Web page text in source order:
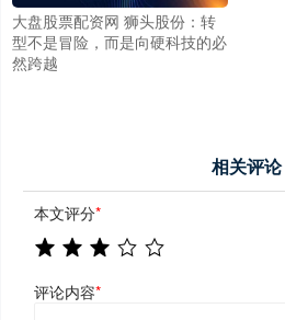
大盘股票配资网 狮头股份：转
型不是冒险，而是向硬科技的必
然跨越
相关评论
本文评分*
评论内容*